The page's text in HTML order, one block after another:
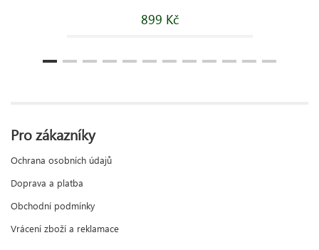
899 Kč
Pro zákazníky
Ochrana osobních údajů
Doprava a platba
Obchodní podmínky
Vrácení zboží a reklamace